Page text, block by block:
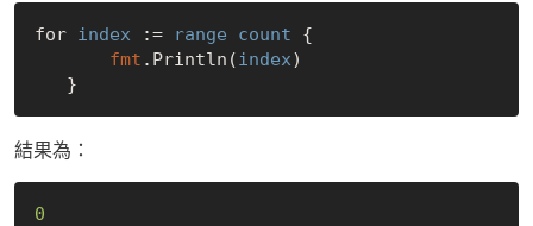
for index := range count {
fmt .Println(index)
結果為：
0